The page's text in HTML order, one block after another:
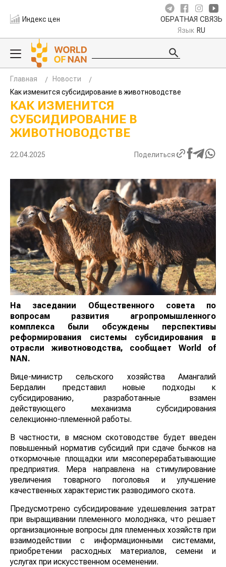
Индекс цен ОБРАТНАЯ СВЯЗЬ
Язык RU
Главная
Новости
Как изменится субсидирование в животноводстве
КАК ИЗМЕНИТСЯ
СУБСИДИРОВАНИЕ В
ЖИВОТНОВОДСТВЕ
22.04.2025 Поделиться
На заседании Общественного совета по
вопросам развития агропромышленного
комплекса были обсуждены перспективы
реформирования системы субсидирования в
отрасли животноводства, сообщает World
of
NAN.
Вице-министр сельского хозяйства Амангалий
Бердалин представил новые подходы к
субсидированию, разработанные взамен
действующего механизма субсидирования
селекционно-племенной работы.
В частности, в мясном скотоводстве будет введен
повышенный норматив субсидий при сдаче бычков на
откормочные площадки или мясоперерабатывающие
предприятия. Мера направлена на стимулирование
увеличения товарного поголовья и улучшение
качественных характеристик разводимого скота.
Предусмотрено субсидирование удешевления затрат
при выращивании племенного молодняка, что решает
организационные вопросы для племенных хозяйств при
взаимодействии с информационными системами,
приобретении расходных материалов, семени и
услугах при искусственном осеменении.